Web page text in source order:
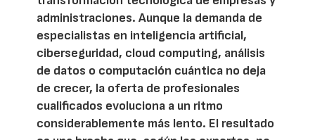
administraciones. Aunque la demanda de
especialistas en inteligencia artificial,
ciberseguridad, cloud computing, análisis
de datos o computación cuántica no deja
de crecer, la oferta de profesionales
cualificados evoluciona a un ritmo
considerablemente más lento. El resultado